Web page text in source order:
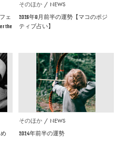
ェ
the
そのほか NEWS
2026年8月前半の運勢【マコのポジ
ティブ占い】
そのほか NEWS
2024年前半の運勢